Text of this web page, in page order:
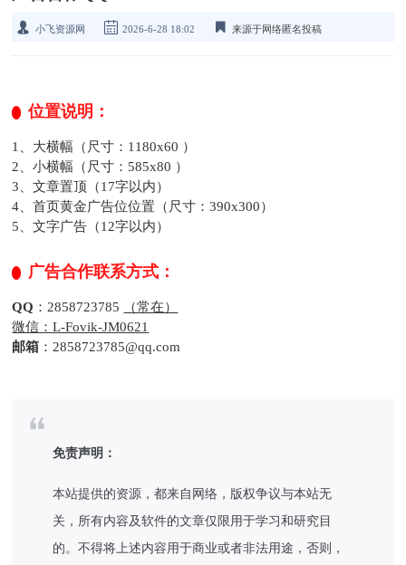
小飞资源网 2026-6-28 18:02 来源于网络匿名投稿
位置说明：
1、大横幅（尺寸：1180x60 ）
2、小横幅（尺寸：585x80 ）
3、文章置顶（17字以内）
4、首页黄金广告位位置（尺寸：390x300）
5、文字广告（12字以内）
广告合作联系方式：
QQ ：2858723785
（常在）
微信：L-Fovik-JM0621
邮箱 ： 2858723785@qq.com
免责声明：
本站提供的资源，都来自网络，版权争议与本站无
关，所有内容及软件的文章仅限用于学习和研究目
的。不得将上述内容用于商业或者非法用途，否则，